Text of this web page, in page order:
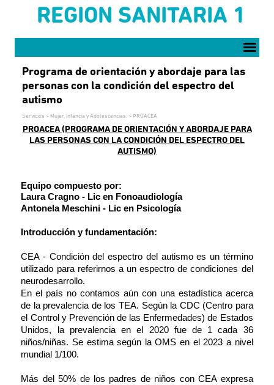
Vaya al Contenido
REGION SANITARIA 1
Programa de orientación y abordaje para las
personas con la condición del espectro del
autismo
Servicios > Mujer, Infancia y Adolescencias. > PROACEA
PROACEA (PROGRAMA DE ORIENTACIÓN Y ABORDAJE PARA
LAS PERSONAS CON LA CONDICIÓN DEL ESPECTRO DEL
AUTISMO)
Equipo compuesto por:
Laura Cragno - Lic en Fonoaudiología
Antonela Meschini - Lic en Psicología
Introducción y fundamentación:
CEA - Condición del espectro del autismo es un término
utilizado para referirnos a un espectro de condiciones del
neurodesarrollo.
En el país no contamos aún con una estadística acerca
de la prevalencia de los TEA. Según la CDC (Centro para
el Control y Prevención de las Enfermedades) de Estados
Unidos, la prevalencia en el 2020 fue de 1 cada 36
niños/niñas. Se estima según la OMS en el 2023 a nivel
mundial 1/100.
Más del 50% de los padres de niños con CEA expresa